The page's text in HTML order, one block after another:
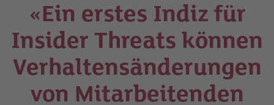
«Ein erstes Indiz für
Insider Threats können
Verhaltensänderungen
von Mitarbeitenden